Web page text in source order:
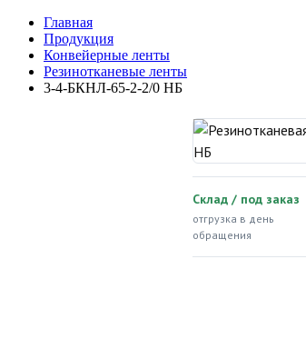
Главная
Продукция
Конвейерные ленты
Резинотканевые ленты
3-4-БКНЛ-65-2-2/0 НБ
Склад / под заказ
отгрузка в день
обращения